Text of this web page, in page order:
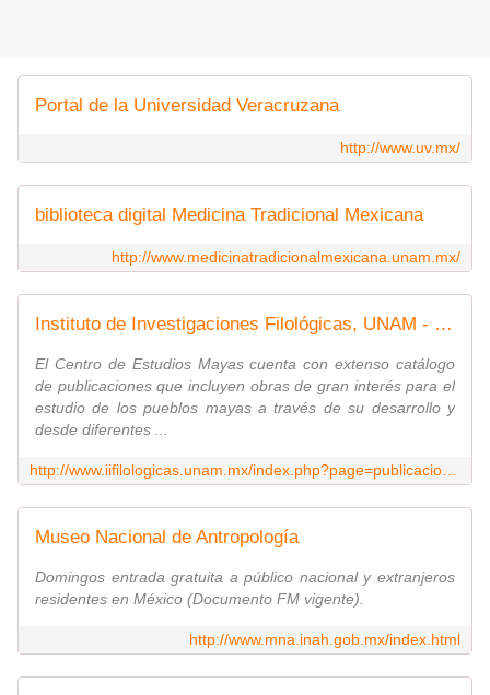
Portal de la Universidad Veracruzana
http://www.uv.mx/
biblioteca digital Medicina Tradicional Mexicana
http://www.medicinatradicionalmexicana.unam.mx/
Instituto de Investigaciones Filológicas, UNAM - Publicaciones
El Centro de Estudios Mayas cuenta con extenso catálogo
de publicaciones que incluyen obras de gran interés para el
estudio de los pueblos mayas a través de su desarrollo y
desde diferentes ...
Museo Nacional de Antropología
Domingos entrada gratuita a público nacional y extranjeros
residentes en México (Documento FM vigente).
http://www.mna.inah.gob.mx/index.html